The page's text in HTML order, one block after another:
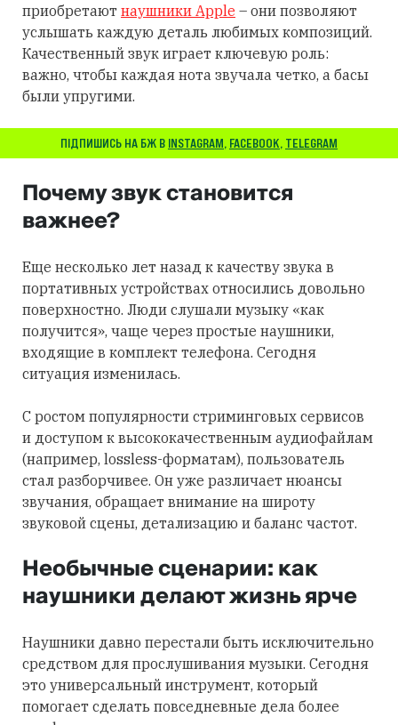
приобретают наушники Apple – они позволяют
услышать каждую деталь любимых композиций.
Качественный звук играет ключевую роль:
важно, чтобы каждая нота звучала четко, а басы
были упругими.
ПІДПИШИСЬ НА БЖ В INSTAGRAM, FACEBOOK, TELEGRAM
Почему звук становится
важнее?
Еще несколько лет назад к качеству звука в
портативных устройствах относились довольно
поверхностно. Люди слушали музыку «как
получится», чаще через простые наушники,
входящие в комплект телефона. Сегодня
ситуация изменилась.
С ростом популярности стриминговых сервисов
и доступом к высококачественным аудиофайлам
(например, lossless-форматам), пользователь
стал разборчивее. Он уже различает нюансы
звучания, обращает внимание на широту
звуковой сцены, детализацию и баланс частот.
Необычные сценарии: как
наушники делают жизнь ярче
Наушники давно перестали быть исключительно
средством для прослушивания музыки. Сегодня
это универсальный инструмент, который
помогает сделать повседневные дела более